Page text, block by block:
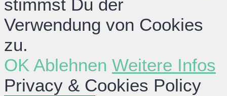
stimmst Du der
Verwendung von Cookies
zu.
OK Ablehnen Weitere Infos
Privacy & Cookies Policy